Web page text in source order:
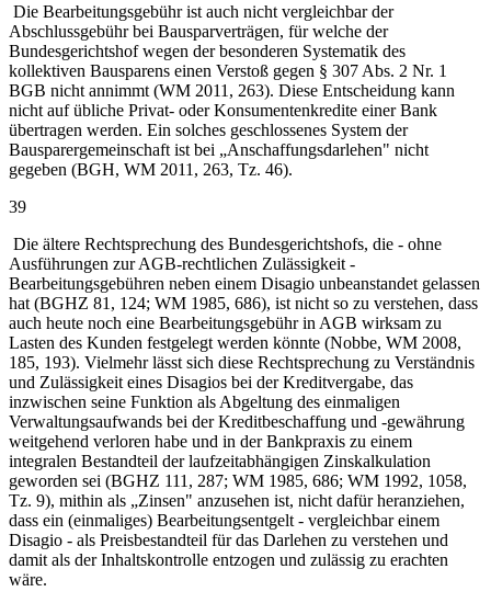
Die Bearbeitungsgebühr ist auch nicht vergleichbar der
Abschlussgebühr bei Bausparverträgen, für welche der
Bundesgerichtshof wegen der besonderen Systematik des
kollektiven Bausparens einen Verstoß gegen § 307 Abs. 2 Nr. 1
BGB nicht annimmt (WM 2011, 263). Diese Entscheidung kann
nicht auf übliche Privat- oder Konsumentenkredite einer Bank
übertragen werden. Ein solches geschlossenes System der
Bausparergemeinschaft ist bei „Anschaffungsdarlehen" nicht
gegeben (BGH, WM 2011, 263, Tz. 46).
39
Die ältere Rechtsprechung des Bundesgerichtshofs, die - ohne
Ausführungen zur AGB-rechtlichen Zulässigkeit -
Bearbeitungsgebühren neben einem Disagio unbeanstandet gelassen
hat (BGHZ 81, 124; WM 1985, 686), ist nicht so zu verstehen, dass
auch heute noch eine Bearbeitungsgebühr in AGB wirksam zu
Lasten des Kunden festgelegt werden könnte (Nobbe, WM 2008,
185, 193). Vielmehr lässt sich diese Rechtsprechung zu Verständnis
und Zulässigkeit eines Disagios bei der Kreditvergabe, das
inzwischen seine Funktion als Abgeltung des einmaligen
Verwaltungsaufwands bei der Kreditbeschaffung und -gewährung
weitgehend verloren habe und in der Bankpraxis zu einem
integralen Bestandteil der laufzeitabhängigen Zinskalkulation
geworden sei (BGHZ 111, 287; WM 1985, 686; WM 1992, 1058,
Tz. 9), mithin als „Zinsen" anzusehen ist, nicht dafür heranziehen,
dass ein (einmaliges) Bearbeitungsentgelt - vergleichbar einem
Disagio - als Preisbestandteil für das Darlehen zu verstehen und
damit als der Inhaltskontrolle entzogen und zulässig zu erachten
wäre.